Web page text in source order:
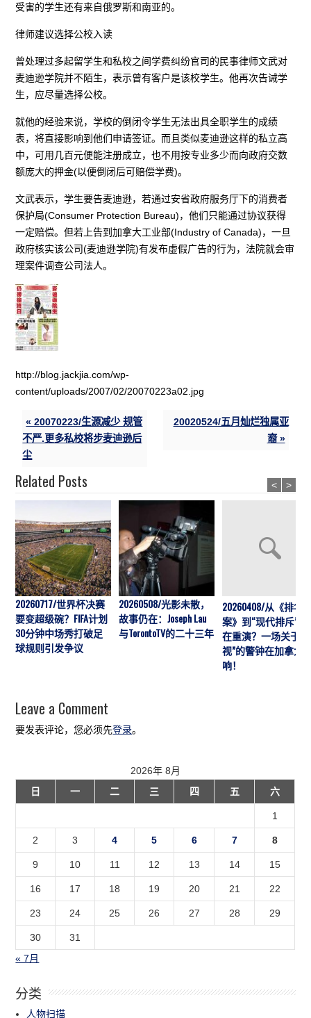
受害的学生还有来自俄罗斯和南亚的。
律师建议选择公校入读
曾处理过多起留学生和私校之间学费纠纷官司的民事律师文武对
麦迪逊学院并不陌生，表示曾有客户是该校学生。他再次告诫学
生，应尽量选择公校。
就他的经验来说，学校的倒闭令学生无法出具全职学生的成绩
表，将直接影响到他们申请签证。而且类似麦迪逊这样的私立高
中，可用几百元便能注册成立，也不用按专业多少而向政府交数
额庞大的押金(以便倒闭后可赔偿学费)。
文武表示，学生要告麦迪逊，若通过安省政府服务厅下的消费者
保护局(Consumer Protection Bureau)，他们只能通过协议获得
一定赔偿。但若上告到加拿大工业部(Industry of Canada)，一旦
政府核实该公司(麦迪逊学院)有发布虚假广告的行为，法院就会审
理案件调查公司法人。
http://blog.jackjia.com/wp-
content/uploads/2007/02/20070223a02.jpg
« 20070223/生源减少 规管
不严.更多私校将步麦迪逊后
尘
20020524/五月灿烂独属亚
裔 »
Related Posts
20260717/世界杯决赛
要变超级碗？FIFA计划
30分钟中场秀打破足
球规则引发争议
20260508/光影未散，
故事仍在：Joseph Lau
与TorontoTV的二十三年
20260408/从《排华
案》到“现代排斥”历
在重演？一场关于“
视”的警钟在加拿大
响！
< >
Leave a Comment
要发表评论，您必须先登录。
2026年 8月
日
一 二 三 四 五 六
1
2 3 4 5 6 7 8
9 10 11 12 13 14 15
16 17 18 19 20 21 22
23 24 25 26 27 28 29
30
31
« 7月
分类
人物扫描